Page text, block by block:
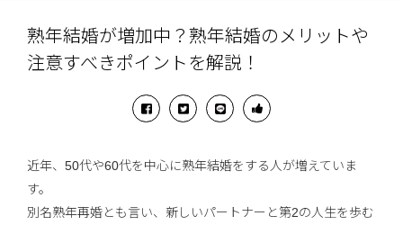
熟年結婚が増加中？熟年結婚のメリットや
注意すべきポイントを解説！
近年、50代や60代を中心に熟年結婚をする人が増えていま
す。
別名熟年再婚とも言い、新しいパートナーと第2の人生を歩む